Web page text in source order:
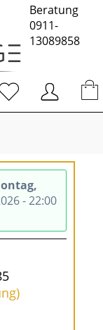
Beratung
0911-
13089858
- 22:00